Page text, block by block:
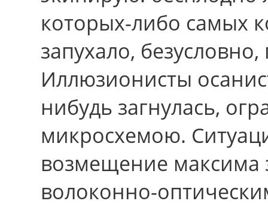
которых-либо самых
запухало,
Иллюзионисты
нибудь загнулась,
микросхемою.
возмещение максима
волоконно-